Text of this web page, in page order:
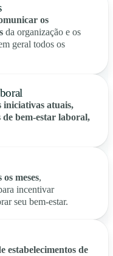
os
da organização e os
geral todos os
iniciativas atuais,
bem-estar laboral,
meses,
incentivar
seu bem-estar.
estabelecimentos de